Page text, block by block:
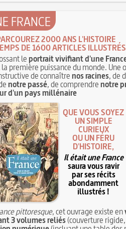
FRANCE
2000 ANS L'HISTOIRE
DE 1600 ARTICLES ILLUSTRÉS
leportrait vivifiant d'une
première puissance du monde. Une
de connaîtrenos racines, de
notre passé, de comprendrenotre
d'un pays millénaire
QUE VOUS SOYEZ
UN SIMPLE
CURIEUX
OU UN FÉRU
D'HISTOIRE,
Il était une France
saura vous ravir
par ses récits
abondamment
illustrés !
pittoresque, cet ouvrage existe en
3 volumes reliés(couverture